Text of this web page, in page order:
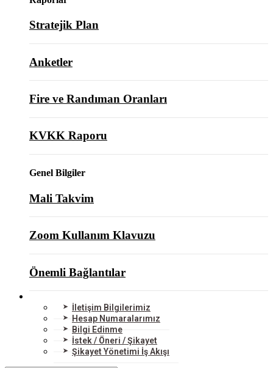
Stratejik Plan
Anketler
Fire ve Randıman Oranları
KVKK Raporu
Genel Bilgiler
Mali Takvim
Zoom Kullanım Klavuzu
Önemli Bağlantılar
İletişim Bilgilerimiz
Hesap Numaralarımız
Bilgi Edinme
İstek / Öneri / Şikayet
Şikayet Yönetimi İş Akışı